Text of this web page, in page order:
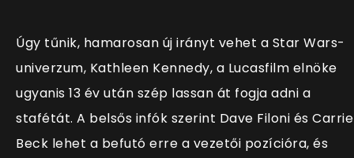
Úgy tűnik, hamarosan új irányt vehet a Star Wars-
univerzum, Kathleen Kennedy, a Lucasfilm elnöke
ugyanis 13 év után szép lassan át fogja adni a
stafétát. A belsős infók szerint Dave Filoni és Carrie
Beck lehet a befutó erre a vezetői pozícióra, és